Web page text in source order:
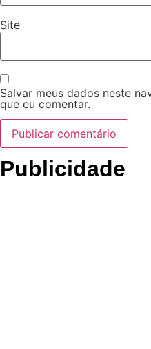
Site
Salvar meus dados neste
que eu comentar.
Publicidade